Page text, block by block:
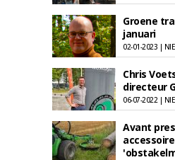
Groene
januari
02-01-2023 |
Chris
directeur
06-07-2022 |
Avant